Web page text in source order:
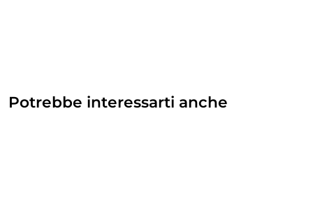
Potrebbe interessarti anche